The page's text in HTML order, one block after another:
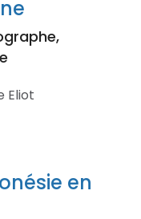
Eliot
en